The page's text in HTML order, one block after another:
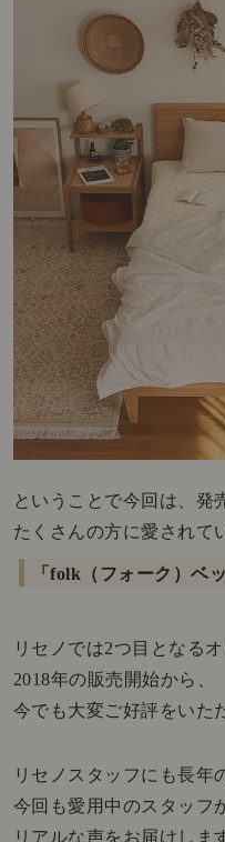
ということで今回は、発
たくさんの方に愛されて
「folk（フォーク）ベッ
リセノでは2つ目となる
2018年の販売開始から、
今でも大変ご好評をいた
リセノスタッフにも長年
今回も愛用中のスタッフ
リアルな声をお届けしま